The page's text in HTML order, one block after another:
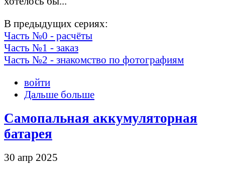
В предыдущих сериях:
Часть №0 - расчёты
Часть №1 - заказ
Часть №2 - знакомство по фотографиям
войти
Дальше больше
Самопальная аккумуляторная
батарея
30 апр 2025